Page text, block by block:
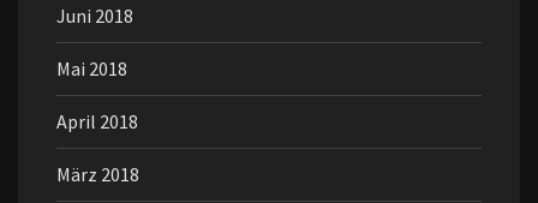
Juni 2018
Mai 2018
April 2018
März 2018